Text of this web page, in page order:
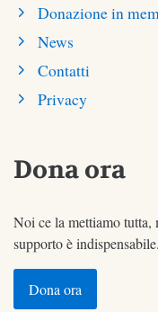
Donazione in
News
Contatti
Privacy
Dona ora
Noi ce la mettiamo tutta,
supporto è
Dona ora